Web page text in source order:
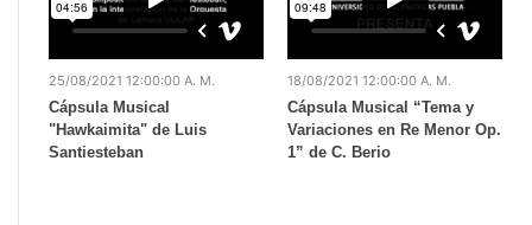
25/08/2021 12:00:00 A. M.
Cápsula Musical
"Hawkaimita" de Luis
Santiesteban
18/08/2021 12:00:00 A. M.
Cápsula Musical “Tema y
Variaciones en Re Menor Op.
1” de C. Berio